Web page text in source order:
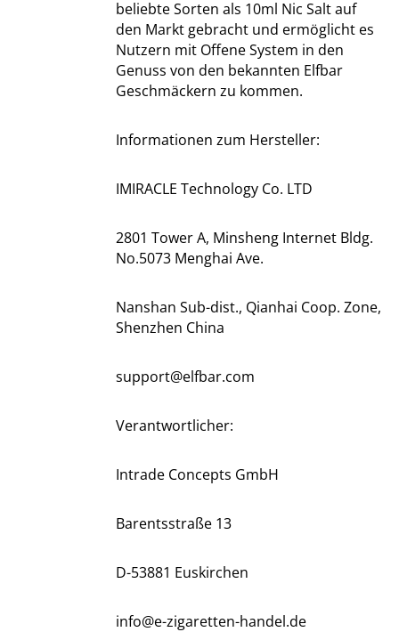
beliebte Sorten als 10ml Nic Salt auf
den Markt gebracht und ermöglicht es
Nutzern mit Offene System in den
Genuss von den bekannten Elfbar
Geschmäckern zu kommen.
Informationen zum Hersteller:
IMIRACLE Technology Co. LTD
2801 Tower A, Minsheng Internet Bldg.
No.5073 Menghai Ave.
Nanshan Sub-dist., Qianhai Coop. Zone,
Shenzhen China
support@elfbar.com
Verantwortlicher:
Intrade Concepts GmbH
Barentsstraße 13
D-53881 Euskirchen
info@e-zigaretten-handel.de